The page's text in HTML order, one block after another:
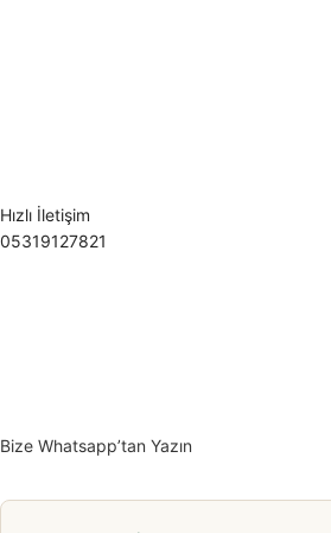
Hızlı İletişim
05319127821
Bize Whatsapp’tan Yazın